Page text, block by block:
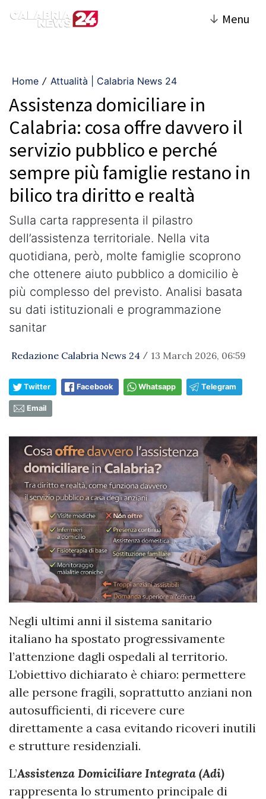
↓ Menu
Home / Attualità | Calabria News 24
Assistenza domiciliare in
Calabria: cosa offre davvero il
servizio pubblico e perché
sempre più famiglie restano in
bilico tra diritto e realtà
Sulla carta rappresenta il pilastro
dell’assistenza territoriale. Nella vita
quotidiana, però, molte famiglie scoprono
che ottenere aiuto pubblico a domicilio è
più complesso del previsto. Analisi basata
su dati istituzionali e programmazione
sanitar
Redazione Calabria News 24 / 13 March 2026, 06:59
Twitter Facebook Whatsapp Telegram
Email
Negli ultimi anni il sistema sanitario
italiano ha spostato progressivamente
l’attenzione dagli ospedali al territorio.
L’obiettivo dichiarato è chiaro: permettere
alle persone fragili, soprattutto anziani non
autosufficienti, di ricevere cure
direttamente a casa evitando ricoveri inutili
e strutture residenziali.
L’Assistenza Domiciliare Integrata (Adi)
rappresenta lo strumento principale di